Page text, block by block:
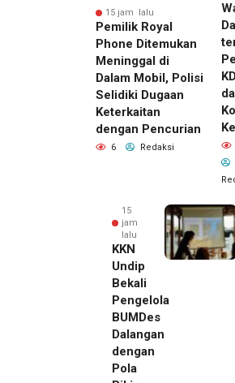
15 jam lalu
Pemilik Royal
Phone Ditemukan
Meninggal di
Dalam Mobil, Polisi
Selidiki Dugaan
Keterkaitan
dengan Pencurian
6 Redaksi
15
jam
lalu
KKN
Undip
Bekali
Pengelola
BUMDes
Dalangan
dengan
Pola